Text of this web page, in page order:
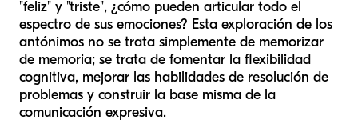
"feliz" y "triste", ¿cómo pueden articular todo el
espectro de sus emociones? Esta exploración de los
antónimos no se trata simplemente de memorizar
de memoria; se trata de fomentar la flexibilidad
cognitiva, mejorar las habilidades de resolución de
problemas y construir la base misma de la
comunicación expresiva.